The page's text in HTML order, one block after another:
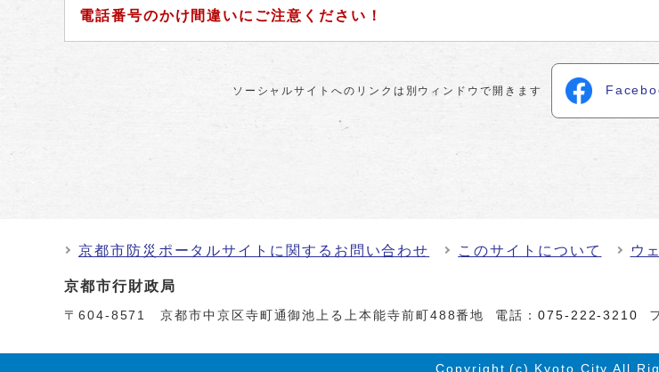
電話番号のかけ間違いにご注意ください！
ソーシャルサイトへのリンクは別ウィンドウで開きます
京都市防災ポータルサイトに関するお問い合わせ このサイトについて ウ
京都市行財政局
〒604-8571 京都市中京区寺町通御池上る上本能寺前町488番地 電話：075-222-3210
Copyright (c) Kyoto City,All